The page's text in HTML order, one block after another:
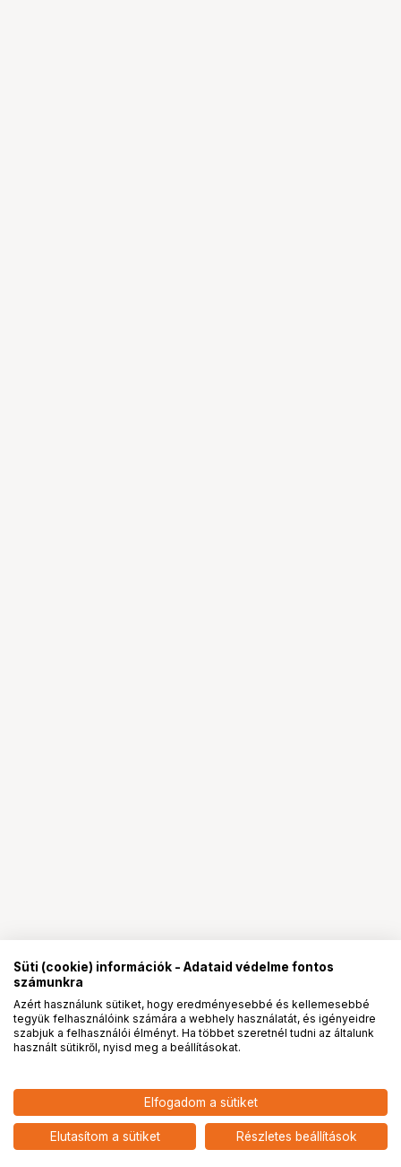
Insta360 Ace Pro 2 fotópapír
kazetta
add
PROpartnerségek
Süti (cookie) információk - Adataid védelme fontos
számunkra
Azért használunk sütiket, hogy eredményesebbé és kellemesebbé
tegyük felhasználóink számára a webhely használatát, és igényeidre
szabjuk a felhasználói élményt. Ha többet szeretnél tudni az általunk
használt sütikről, nyisd meg a beállításokat.
Elfogadom a sütiket
Elutasítom a sütiket Részletes beállítások